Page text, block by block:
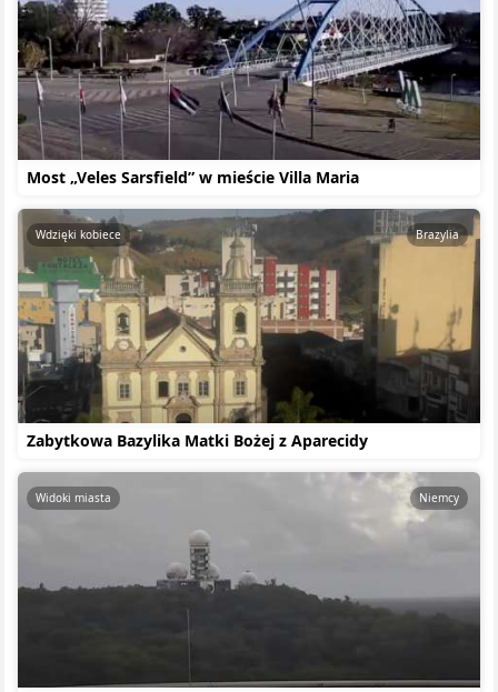
Most „Veles Sarsfield” w mieście Villa Maria
Zabytkowa Bazylika Matki Bożej z Aparecidy
Wdzięki kobiece Brazylia
Widoki miasta Niemcy